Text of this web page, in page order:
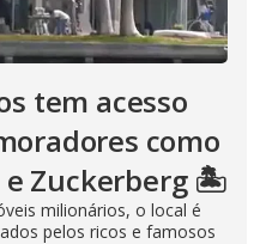
tem acesso
como
e Zuckerberg 🏝️
milionários, o local é
pelos ricos e famosos